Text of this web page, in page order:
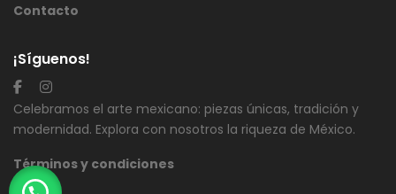
Contacto
¡Síguenos!
Celebramos el arte mexicano: piezas únicas, tradición y
modernidad. Explora con nosotros la riqueza de México.
Términos y condiciones